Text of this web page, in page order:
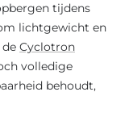
tijdens
lichtgewicht en
Cyclotron
volledige
behoudt,